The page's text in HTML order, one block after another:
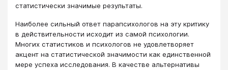
статистически значимые результаты.
Наиболее сильный ответ парапсихологов на эту критику
в действительности исходит из самой психологии.
Многих статистиков и психологов не удовлетворяет
акцент на статистической значимости как единственной
мере успеха исследования. В качестве альтернативы